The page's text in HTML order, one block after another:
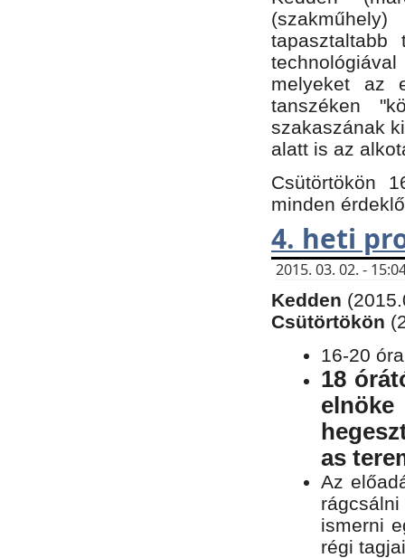
tapasztaltabb
melyeket az
tanszéken
szakaszának
alatt is az
Csütörtökön
minden
4. heti
2015. 03. 02. -
Kedden
Csütörtökön
16-20
18
as
Az
ismerni
régi